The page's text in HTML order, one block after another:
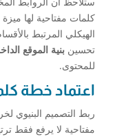
الهيكلي المرتبط
تحسين بنية الموقع
للمحتوى.
اعتماد خطة
ربط التصميم البنيوي
مفتاحية لا يرفع فقط